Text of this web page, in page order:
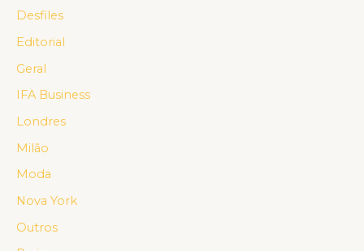
Desfiles
Editorial
Geral
IFA Business
Londres
Milão
Moda
Nova York
Outros